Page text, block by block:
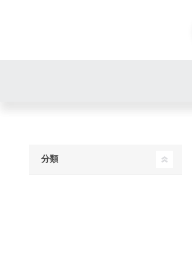
分類